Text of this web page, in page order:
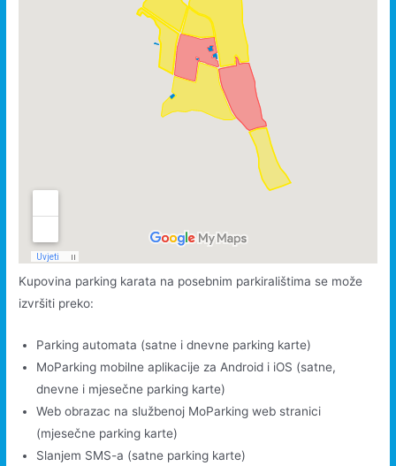
Kupovina parking karata na posebnim parkiralištima se može
izvršiti preko:
Parking automata (satne i dnevne parking karte)
MoParking mobilne aplikacije za Android i iOS (satne,
dnevne i mjesečne parking karte)
Web obrazac na službenoj MoParking web stranici
(mjesečne parking karte)
Slanjem SMS-a (satne parking karte)